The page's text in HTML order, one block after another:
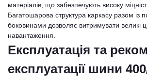
матеріалів, що забезпечують високу
Багатошарова структура каркасу разом із
боковинами дозволяє витримувати великі
навантаження.
Експлуатація та
експлуатації шини